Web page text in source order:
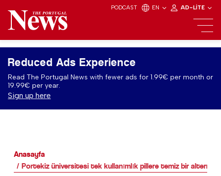
PODCAST EN AD-LITE
Reduced Ads Experience
Read The Portugal News with fewer ads for 1.99€ per month or
19.99€ per year.
Sign up here
Anasayfa
Portekiz üniversitesi tek kullanımlık pillere temiz bir